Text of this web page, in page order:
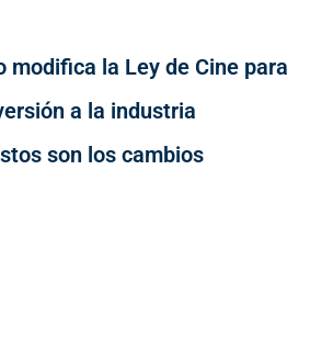
modifica la Ley de Cine para
a la industria
son los cambios